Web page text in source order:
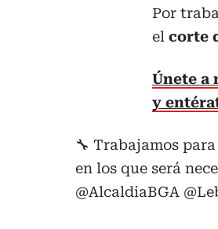
Por
el corte
Únete a
y
🔧 Trabajamos
en los que será
@AlcaldiaBGA